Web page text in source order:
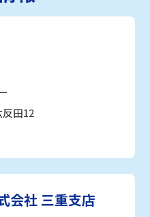
田12
会社 三重支店